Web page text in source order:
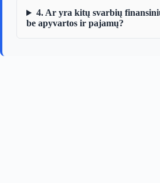
4. Ar yra kitų svarbių
be apyvartos ir pajamų?